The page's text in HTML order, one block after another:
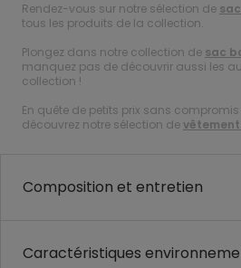
Rendez-vous sur notre sélection de
tous les produits de la collection.
Plongez dans notre collection de sac
manquez pas de découvrir aussi les
collection !
En quête de petits prix sans
découvrez notre sélection de
Composition et entretien
Caractéristiques